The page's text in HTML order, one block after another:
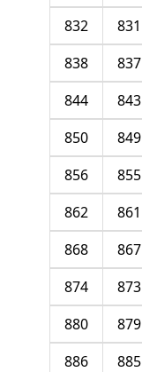
831
832
837
838
843
844
849
850
855
856
861
862
867
868
873
874
879
880
885
886